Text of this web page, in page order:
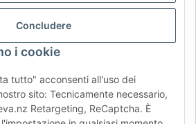
Concludere
i cookie
tutto" acconsenti all'uso dei
sito: Tecnicamente necessario,
Retargeting, ReCaptcha. È
CZ HU SK
specialista in ricambi per rimorchi